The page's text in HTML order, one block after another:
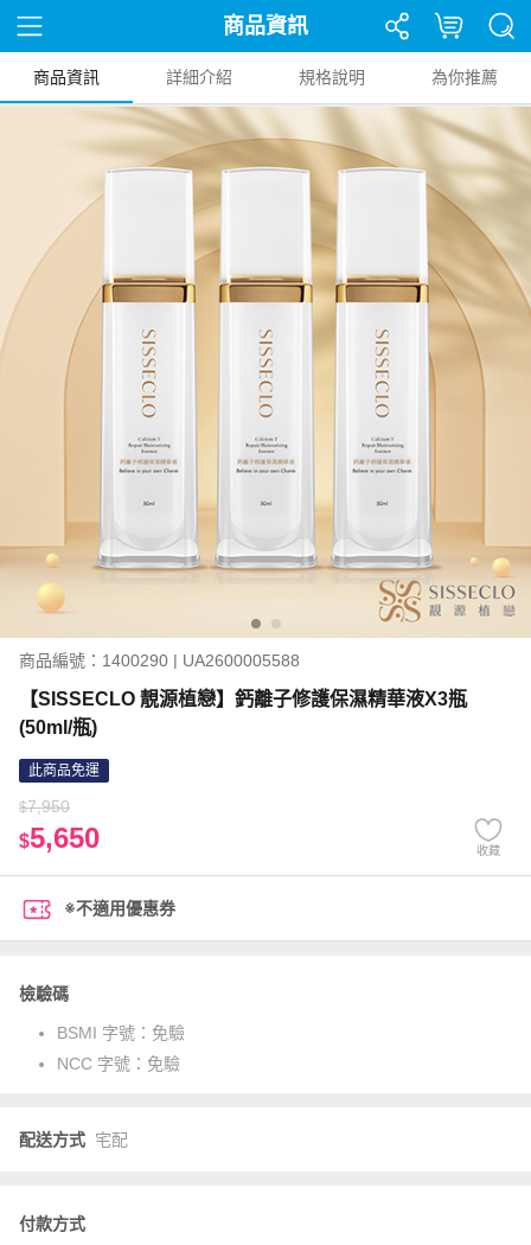
商品資訊
商品資訊 詳細介紹 規格說明 為你推薦
商品編號：1400290 | UA2600005588
【SISSECLO 靚源植戀】鈣離子修護保濕精華液X3瓶
(50ml/瓶)
此商品免運
$7,950
$5,650 收藏
※不適用優惠券
檢驗碼
BSMI 字號： 免驗
NCC 字號： 免驗
配送方式 宅配
付款方式